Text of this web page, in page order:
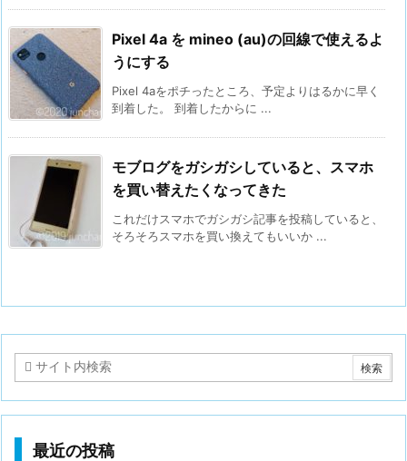
Pixel 4a を mineo (au)の回線で使えるよ
うにする
Pixel 4aをポチったところ、予定よりはるかに早く
到着した。 到着したからに ...
モブログをガシガシしていると、スマホ
を買い替えたくなってきた
これだけスマホでガシガシ記事を投稿していると、
そろそろスマホを買い換えてもいいか ...
最近の投稿